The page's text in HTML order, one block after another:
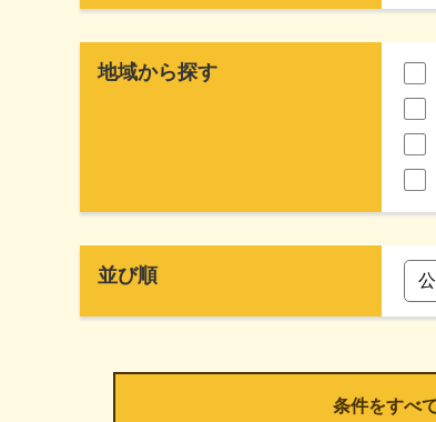
地域から探す
並び順